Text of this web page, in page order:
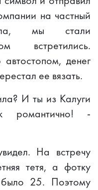
на частный
мы стали
встретились.
денег
ее вязать.
И ты из Калуги
романтично! -
На встречу
тетя, а фотку
25. Поэтому